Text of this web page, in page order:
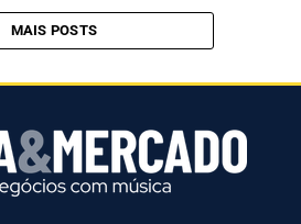
MAIS POSTS